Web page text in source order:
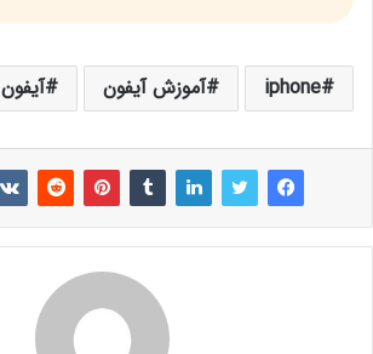
iphone آموزش آیفون آیفون